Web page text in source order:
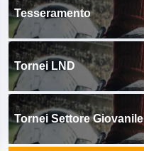
Tesseramento
Tornei LND
Tornei Settore Giovanile